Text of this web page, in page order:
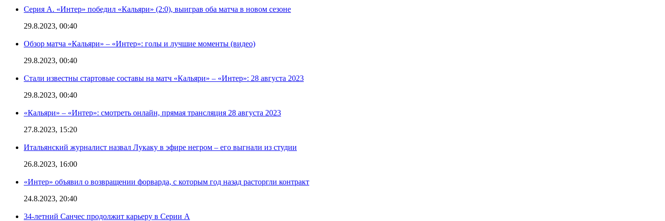
Серия А. «Интер» победил «Кальяри» (2:0), выиграв оба матча в новом сезоне
29.8.2023, 00:40
Обзор матча «Кальяри» – «Интер»: голы и лучшие моменты (видео)
29.8.2023, 00:40
Стали известны стартовые составы на матч «Кальяри» – «Интер»: 28 августа 2023
29.8.2023, 00:40
«Кальяри» – «Интер»: смотреть онлайн, прямая трансляция 28 августа 2023
27.8.2023, 15:20
Итальянский журналист назвал Лукаку в эфире негром – его выгнали из студии
26.8.2023, 16:00
«Интер» объявил о возвращении форварда, с которым год назад расторгли контракт
24.8.2023, 20:40
34-летний Санчес продолжит карьеру в Серии А